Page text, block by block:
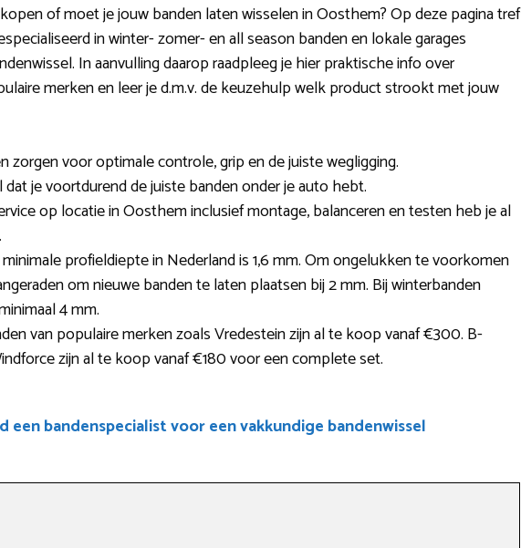
of moet je jouw banden laten wisselen in Oosthem? Op deze pagina tref
in winter- zomer- en all season banden en lokale garages
In aanvulling daarop raadpleeg je hier praktische info over
merken en leer je d.m.v. de keuzehulp welk product strookt met jouw
zorgen voor optimale controle, grip en de juiste wegligging.
dat je voortdurend de juiste banden onder je auto hebt.
op locatie in Oosthem inclusief montage, balanceren en testen heb je al
profieldiepte in Nederland is 1,6 mm. Om ongelukken te voorkomen
om nieuwe banden te laten plaatsen bij 2 mm. Bij winterbanden
4 mm.
van populaire merken zoals Vredestein zijn al te koop vanaf €300. B-
zijn al te koop vanaf €180 voor een complete set.
een bandenspecialist voor een vakkundige bandenwissel